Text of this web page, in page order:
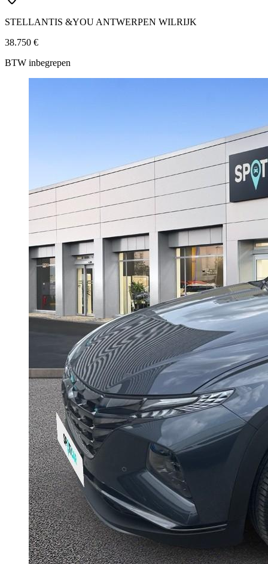
STELLANTIS &YOU ANTWERPEN WILRIJK
38.750 €
BTW inbegrepen